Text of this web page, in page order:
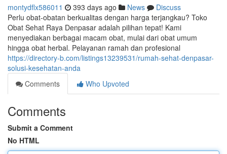
montydflx586011 393 days ago News
Discuss
Perlu obat-obatan berkualitas dengan harga terjangkau? Toko
Obat Sehat Raya Denpasar adalah pilihan tepat! Kami
menyediakan berbagai macam obat, mulai dari obat umum
hingga obat herbal. Pelayanan ramah dan profesional
https://directory-b.com/listings13239531/rumah-sehat-denpasar-
solusi-kesehatan-anda
Comments
Who Upvoted
Comments
Submit a Comment
No HTML